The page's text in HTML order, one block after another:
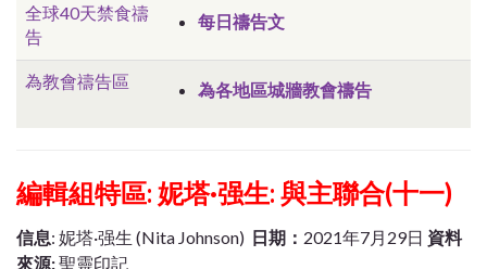
全球40天禁食禱
告
每日禱告文
為教會禱告區 為各地區城牆教會禱告
編輯組特區: 妮塔·强生: 與主聯合(十一)
信息: 妮塔·强生 (Nita Johnson) 日期： 2021年7月29日 資料
來源:聖靈印記